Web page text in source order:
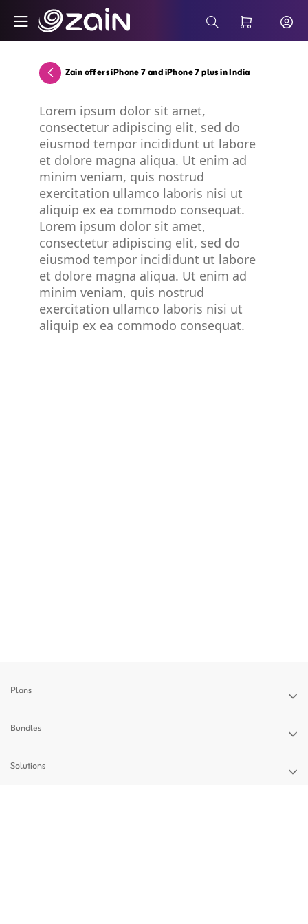
Skip to Main Content
Back
Zain offers iPhone 7 and iPhone 7 plus in India
Lorem ipsum dolor sit amet,
consectetur adipiscing elit, sed do
eiusmod tempor incididunt ut labore
et dolore magna aliqua. Ut enim ad
minim veniam, quis nostrud
exercitation ullamco laboris nisi ut
aliquip ex ea commodo consequat.
Lorem ipsum dolor sit amet,
consectetur adipiscing elit, sed do
eiusmod tempor incididunt ut labore
et dolore magna aliqua. Ut enim ad
minim veniam, quis nostrud
exercitation ullamco laboris nisi ut
aliquip ex ea commodo consequat.
Plans
Bundles
Solutions